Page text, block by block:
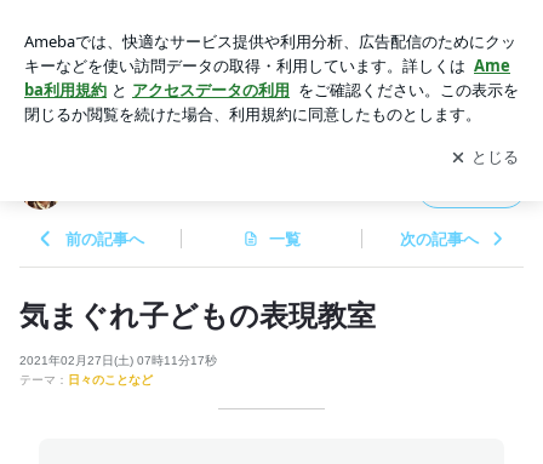
アプリをダウンロードして ブログの更新通知
を受け取りまし
ょう。
開く
前の記事へ 一覧 次の記事へ
気まぐれ子どもの表現教室
2021年02月27日(土) 07時11分17秒
テーマ： 日々のことなど